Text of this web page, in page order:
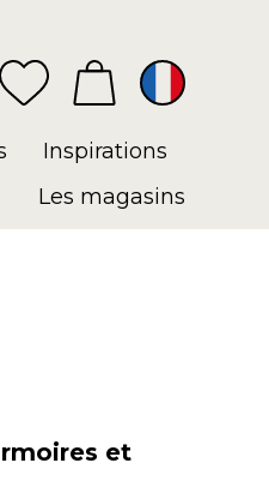
Inspirations
Les magasins
et